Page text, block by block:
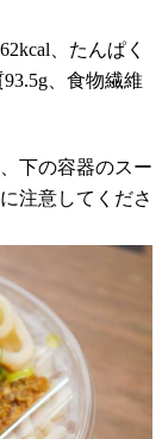
、たんぱく
、食物繊維
下の容器のスー
注意してくださ